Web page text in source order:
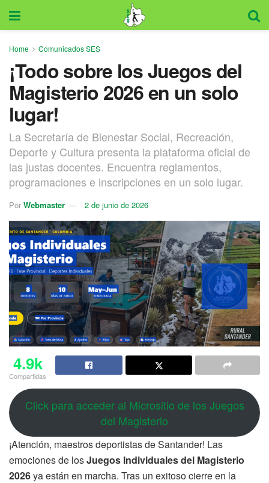
Home Comunicados SES
¡Todo sobre los Juegos del
Magisterio 2026 en un solo
lugar!
La Secretaría de Bienestar Social, Recreación,
Deporte y Cultura presenta la plataforma oficial de
las justas docentes. Encuentra reglamentos,
programaciones e inscripciones en un solo lugar.
Por Webmaster 2 de junio de 2026
4.9k
Compartidas
Click para acceder al Micrositio de los Juegos
del Magisterio
¡Atención, maestros deportistas de Santander! Las
emociones de losJuegos Individuales del Magisterio
2026ya están en marcha. Tras un exitoso cierre en la